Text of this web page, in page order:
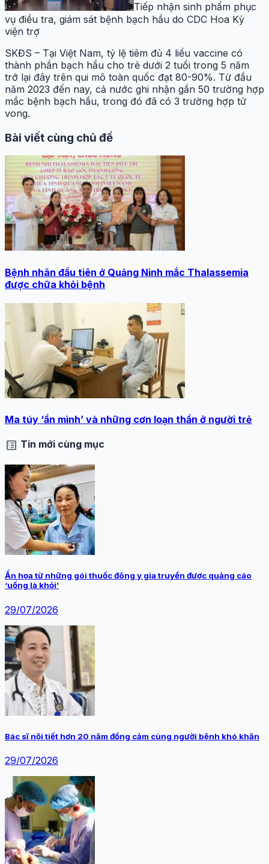
Tiếp nhận sinh phẩm phục
vụ điều tra, giám sát bệnh bạch hầu do CDC Hoa Kỳ
viện trợ
SKĐS – Tại Việt Nam, tỷ lệ tiêm đủ 4 liều vaccine có
thành phần bạch hầu cho trẻ dưới 2 tuổi trong 5 năm
trở lại đây trên qui mô toàn quốc đạt 80-90%. Từ đầu
năm 2023 đến nay, cả nước ghi nhận gần 50 trường hợp
mắc bệnh bạch hầu, trong đó đã có 3 trường hợp tử
vong.
Bài viết cùng chủ đề
Bệnh nhân đầu tiên ở Quảng Ninh mắc Thalassemia
được chữa khỏi bệnh
Ma túy ‘ẩn mình’ và những cơn loạn thần ở người trẻ
list_alt Tin mới cùng mục
Ẩn họa từ những gói thuốc đông y gia truyền được quảng cáo
‘uống là khỏi’
29/07/2026
Bác sĩ nội tiết hơn 20 năm đồng cảm cùng người bệnh khó khăn
29/07/2026